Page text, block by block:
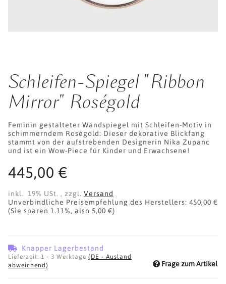
Schleifen-Spiegel "Ribbon
Mirror" Roségold
Feminin gestalteter Wandspiegel mit Schleifen-Motiv in
schimmerndem Roségold: Dieser dekorative Blickfang
stammt von der aufstrebenden Designerin Nika Zupanc
und ist ein Wow-Piece für Kinder und Erwachsene!
445,00 €
inkl. 19% USt. , zzgl. Versand
Unverbindliche Preisempfehlung des Herstellers: 450,00 €
(Sie sparen 1.11%, also 5,00 €)
Knapper Lagerbestand
Lieferzeit: 1 - 3 Werktage (DE - Ausland
abweichend)
Frage zum Artikel